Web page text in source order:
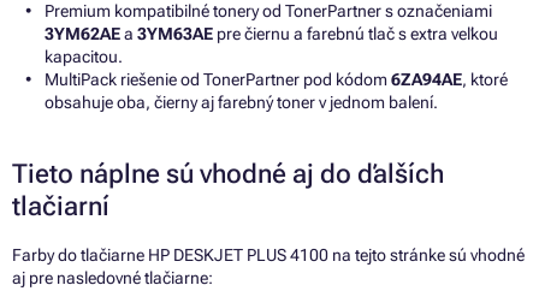
Premium kompatibilné tonery od TonerPartner s označeniami
3YM62AEa 3YM63AE pre čiernu a farebnú tlač s extra veľkou
kapacitou.
MultiPack riešenie od TonerPartner pod kódom6ZA94AE, ktoré
obsahuje oba, čierny aj farebný toner v jednom balení.
Tieto náplne sú vhodné aj do ďalších
tlačiarní
Farby do tlačiarne HP DESKJET PLUS 4100 na tejto stránke sú vhodné
aj pre nasledovné tlačiarne: